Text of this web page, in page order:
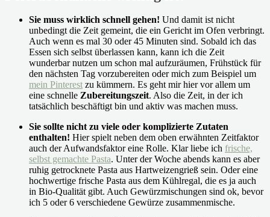
Sie muss wirklich schnell gehen! Und damit ist nicht
unbedingt die Zeit gemeint, die ein Gericht im Ofen verbringt.
Auch wenn es mal 30 oder 45 Minuten sind. Sobald ich das
Essen sich selbst überlassen kann, kann ich die Zeit
wunderbar nutzen um schon mal aufzuräumen, Frühstück für
den nächsten Tag vorzubereiten oder mich zum Beispiel um
mein Pinterest zu kümmern. Es geht mir hier vor allem um
eine schnelle Zubereitungszeit. Also die Zeit, in der ich
tatsächlich beschäftigt bin und aktiv was machen muss.
Sie sollte nicht zu viele oder komplizierte Zutaten
enthalten! Hier spielt neben dem oben erwähnten Zeitfaktor
auch der Aufwandsfaktor eine Rolle. Klar liebe ich frische,
selbst gemachte Pasta. Unter der Woche abends kann es aber
ruhig getrocknete Pasta aus Hartweizengrieß sein. Oder eine
hochwertige frische Pasta aus dem Kühlregal, die es ja auch
in Bio-Qualität gibt. Auch Gewürzmischungen sind ok, bevor
ich 5 oder 6 verschiedene Gewürze zusammenmische.